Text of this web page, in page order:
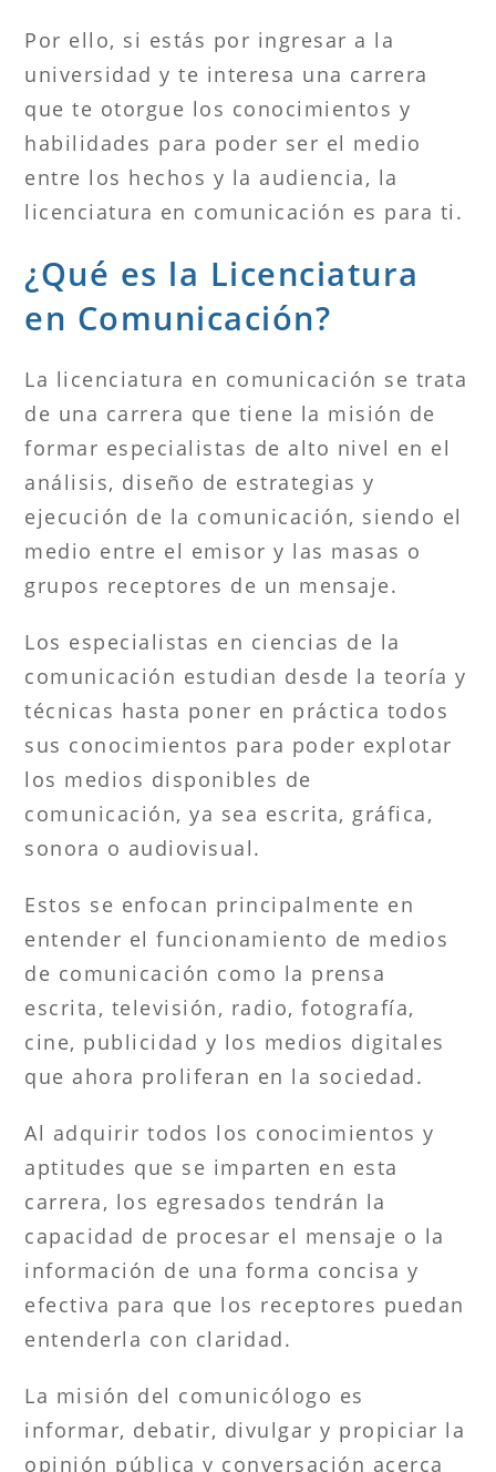
Por ello, si estás por ingresar a la
universidad y te interesa una carrera
que te otorgue los conocimientos y
habilidades para poder ser el medio
entre los hechos y la audiencia, la
licenciatura en comunicación es para ti.
¿Qué es la Licenciatura
en Comunicación?
La licenciatura en comunicación se trata
de una carrera que tiene la misión de
formar especialistas de alto nivel en el
análisis, diseño de estrategias y
ejecución de la comunicación, siendo el
medio entre el emisor y las masas o
grupos receptores de un mensaje.
Los especialistas en ciencias de la
comunicación estudian desde la teoría y
técnicas hasta poner en práctica todos
sus conocimientos para poder explotar
los medios disponibles de
comunicación, ya sea escrita, gráfica,
sonora o audiovisual.
Estos se enfocan principalmente en
entender el funcionamiento de medios
de comunicación como la prensa
escrita, televisión, radio, fotografía,
cine, publicidad y los medios digitales
que ahora proliferan en la sociedad.
Al adquirir todos los conocimientos y
aptitudes que se imparten en esta
carrera, los egresados tendrán la
capacidad de procesar el mensaje o la
información de una forma concisa y
efectiva para que los receptores puedan
entenderla con claridad.
La misión del comunicólogo es
informar, debatir, divulgar y propiciar la
opinión pública y conversación acerca